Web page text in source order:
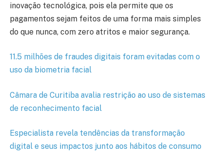
inovação tecnológica, pois ela permite que os
pagamentos sejam feitos de uma forma mais simples
do que nunca, com zero atritos e maior segurança.
11.5 milhões de fraudes digitais foram evitadas com o
uso da biometria facial
Câmara de Curitiba avalia restrição ao uso de sistemas
de reconhecimento facial
Especialista revela tendências da transformação
digital e seus impactos junto aos hábitos de consumo